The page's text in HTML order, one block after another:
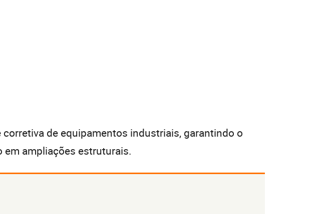
de equipamentos industriais, garantindo o
ampliações estruturais.